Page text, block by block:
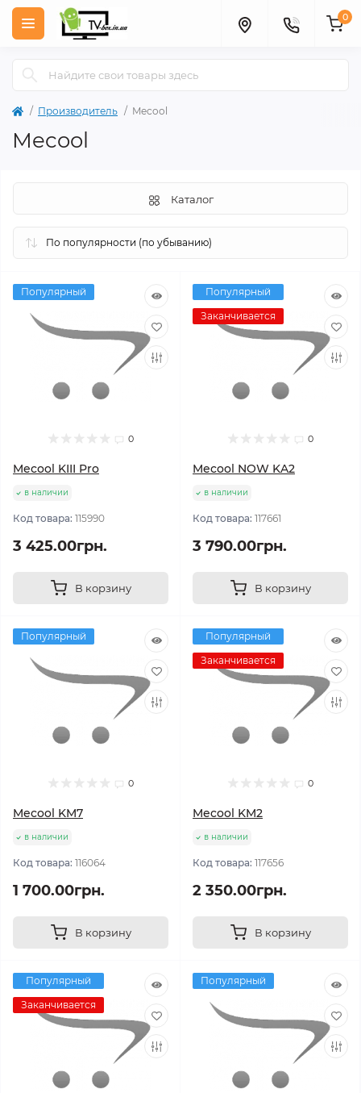
0
Производитель Mecool
Mecool
Каталог
Популярный
0
Mecool KIII Pro
в наличии
Код товара: 115990
3 425.00грн.
В корзину
Популярный
Заканчивается
0
Mecool NOW KA2
в наличии
Код товара: 117661
3 790.00грн.
В корзину
Популярный
0
Mecool KM7
в наличии
Код товара: 116064
1 700.00грн.
В корзину
Популярный
Заканчивается
0
Mecool KM2
в наличии
Код товара: 117656
2 350.00грн.
В корзину
Популярный
Заканчивается
Популярный